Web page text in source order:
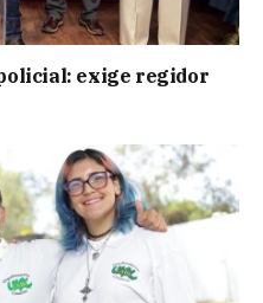
exige regidor